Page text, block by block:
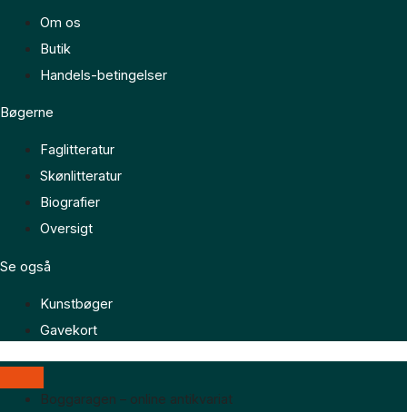
Om os
Butik
Handels-betingelser
Bøgerne
Faglitteratur
Skønlitteratur
Biografier
Oversigt
Se også
Kunstbøger
Gavekort
Boggaragen – online antikvariat